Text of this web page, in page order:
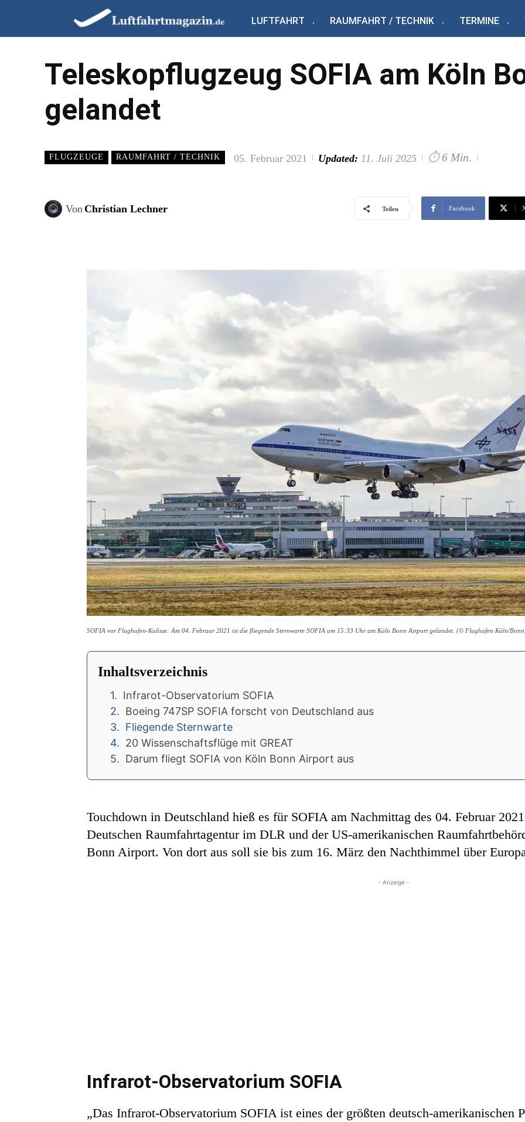
LUFTFAHRT RAUMFAHRT / TECHNIK TERMINE
Teleskopflugzeug SOFIA am Köln
gelandet
FLUGZEUGE RAUMFAHRT / TECHNIK 05. Februar 2021 Updated: 11. Juli 2025 ⏱ 6 Min.
VonChristian Lechner Teilen Facebook
SOFIA vor Flughafen-Kulisse: Am 04. Februar 2021 ist die fliegende Sternwarte SOFIA um 15:33 Uhr am Köln Bonn Airport gelandet. (© Flughafen Köln/
Inhaltsverzeichnis
Infrarot-Observatorium SOFIA
Boeing 747SP SOFIA forscht von Deutschland aus
Fliegende Sternwarte
20 Wissenschaftsflüge mit GREAT
Darum fliegt SOFIA von Köln Bonn Airport aus
Touchdown in Deutschland hieß es für SOFIA am Nachmittag des 04. Februar
Deutschen Raumfahrtagentur im DLR und der US-amerikanischen
Bonn Airport. Von dort aus soll sie bis zum 16. März den Nachthimmel über
- Anzeige -
Infrarot-Observatorium SOFIA
„Das Infrarot-Observatorium SOFIA ist eines der größten deutsch-amerikanischen